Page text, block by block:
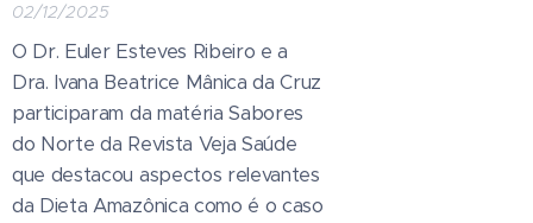
02/12/2025
O Dr. Euler Esteves Ribeiro e a
Dra. Ivana Beatrice Mânica da Cruz
participaram da matéria Sabores
do Norte da Revista Veja Saúde
que destacou aspectos relevantes
da Dieta Amazônica como é o caso